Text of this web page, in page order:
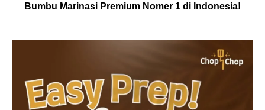
Bumbu Marinasi Premium Nomer 1 di Indonesia!